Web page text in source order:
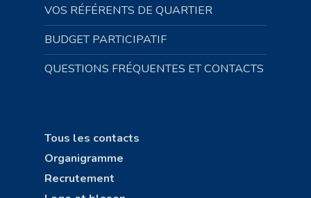
VOS RÉFÉRENTS DE QUARTIER
BUDGET PARTICIPATIF
QUESTIONS FRÉQUENTES ET CONTACTS
Tous les contacts
Organigramme
Recrutement